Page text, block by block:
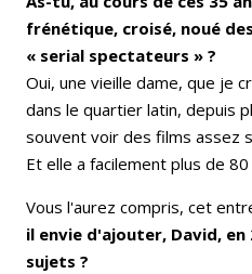
frénétique, croisé, noué
« serial spectateurs » ?
Oui, une vieille dame, que je
dans le quartier latin, depuis
souvent voir des films assez
Et elle a facilement plus de 80
Vous l'aurez compris, cet
il envie d'ajouter, David, en
sujets ?